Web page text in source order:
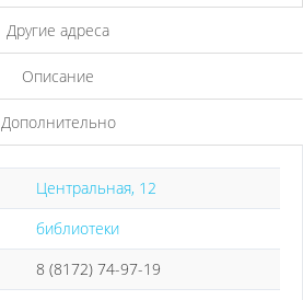
Другие адреса
Описание
Дополнительно
Центральная, 12
библиотеки
8 (8172) 74-97-19